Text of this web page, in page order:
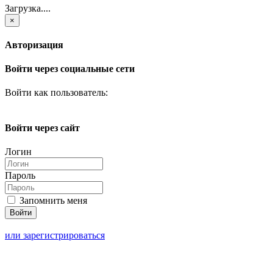
Загрузка....
×
Авторизация
Войти через социальные сети
Войти как пользователь:
Войти через сайт
Логин
Пароль
Запомнить меня
или зарегистрироваться